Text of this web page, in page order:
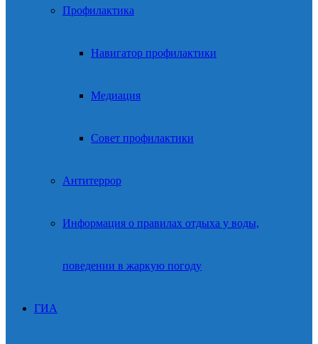
Профилактика
Навигатор профилактики
Медиация
Совет профилактики
Антитеррор
Информация о правилах отдыха у воды,
поведении в жаркую погоду
ГИА